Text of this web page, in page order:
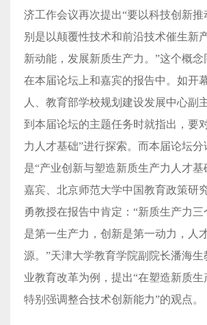
济工作会议再次提出“要以科技创新
别是以颠覆性技术和前沿技术催生新
新动能，发展新质生产力。”这个概
在本届论坛上和嘉宾的报告中。如开
人、教育部学校规划建设发展中心副
到本届论坛的主题任务时就指出，要
力人才基础”进行探索。而本届论坛
是“产业创新与塑造新质生产力人才基
嘉宾、北京师范大学中国教育政策研
勇教授在报告中肯定：“新质生产力
是第一生产力，创新是第一动力，人
源。”天津大学教育学院副院长潘海
业教育改革为例，提出“在塑造新质
特别强调整合技术创新能力”的观点。